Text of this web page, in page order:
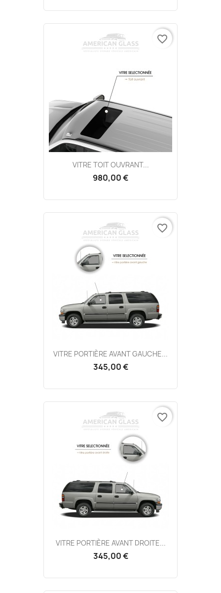
VITRE TOIT OUVRANT...
980,00 €
favorite_border
VITRE PORTIÈRE AVANT GAUCHE...
345,00 €
favorite_border
VITRE PORTIÈRE AVANT DROITE...
345,00 €
favorite_border